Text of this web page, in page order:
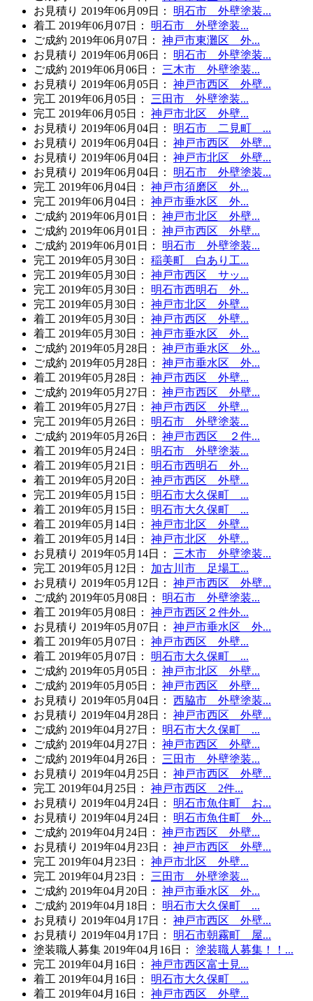
お見積り 2019年06月09日 ：
明石市 外壁塗装...
着工 2019年06月07日 ：
明石市 外壁塗装...
ご成約 2019年06月07日 ：
神戸市東灘区 外...
お見積り 2019年06月06日 ：
明石市 外壁塗装...
ご成約 2019年06月06日 ：
三木市 外壁塗装...
お見積り 2019年06月05日 ：
神戸市西区 外壁...
完工 2019年06月05日 ：
三田市 外壁塗装...
完工 2019年06月05日 ：
神戸市北区 外壁...
お見積り 2019年06月04日 ：
明石市 二見町 ...
お見積り 2019年06月04日 ：
神戸市西区 外壁...
お見積り 2019年06月04日 ：
神戸市北区 外壁...
お見積り 2019年06月04日 ：
明石市 外壁塗装...
完工 2019年06月04日 ：
神戸市須磨区 外...
完工 2019年06月04日 ：
神戸市垂水区 外...
ご成約 2019年06月01日 ：
神戸市北区 外壁...
ご成約 2019年06月01日 ：
神戸市西区 外壁...
ご成約 2019年06月01日 ：
明石市 外壁塗装...
完工 2019年05月30日 ：
稲美町 白あり工...
完工 2019年05月30日 ：
神戸市西区 サッ...
完工 2019年05月30日 ：
明石市西明石 外...
完工 2019年05月30日 ：
神戸市北区 外壁...
着工 2019年05月30日 ：
神戸市西区 外壁...
着工 2019年05月30日 ：
神戸市垂水区 外...
ご成約 2019年05月28日 ：
神戸市垂水区 外...
ご成約 2019年05月28日 ：
神戸市垂水区 外...
着工 2019年05月28日 ：
神戸市西区 外壁...
ご成約 2019年05月27日 ：
神戸市西区 外壁...
着工 2019年05月27日 ：
神戸市西区 外壁...
完工 2019年05月26日 ：
明石市 外壁塗装...
ご成約 2019年05月26日 ：
神戸市西区 ２件...
着工 2019年05月24日 ：
明石市 外壁塗装...
着工 2019年05月21日 ：
明石市西明石 外...
着工 2019年05月20日 ：
神戸市西区 外壁...
完工 2019年05月15日 ：
明石市大久保町 ...
着工 2019年05月15日 ：
明石市大久保町 ...
着工 2019年05月14日 ：
神戸市北区 外壁...
着工 2019年05月14日 ：
神戸市北区 外壁...
お見積り 2019年05月14日 ：
三木市 外壁塗装...
完工 2019年05月12日 ：
加古川市 足場工...
お見積り 2019年05月12日 ：
神戸市西区 外壁...
ご成約 2019年05月08日 ：
明石市 外壁塗装...
着工 2019年05月08日 ：
神戸市西区２件外...
お見積り 2019年05月07日 ：
神戸市垂水区 外...
着工 2019年05月07日 ：
神戸市西区 外壁...
着工 2019年05月07日 ：
明石市大久保町 ...
ご成約 2019年05月05日 ：
神戸市北区 外壁...
ご成約 2019年05月05日 ：
神戸市西区 外壁...
お見積り 2019年05月04日 ：
西脇市 外壁塗装...
お見積り 2019年04月28日 ：
神戸市西区 外壁...
ご成約 2019年04月27日 ：
明石市大久保町 ...
ご成約 2019年04月27日 ：
神戸市西区 外壁...
ご成約 2019年04月26日 ：
三田市 外壁塗装...
お見積り 2019年04月25日 ：
神戸市西区 外壁...
完工 2019年04月25日 ：
神戸市西区 2件...
お見積り 2019年04月24日 ：
明石市魚住町 お...
お見積り 2019年04月24日 ：
明石市魚住町 外...
ご成約 2019年04月24日 ：
神戸市西区 外壁...
お見積り 2019年04月23日 ：
神戸市西区 外壁...
完工 2019年04月23日 ：
神戸市北区 外壁...
完工 2019年04月23日 ：
三田市 外壁塗装...
ご成約 2019年04月20日 ：
神戸市垂水区 外...
ご成約 2019年04月18日 ：
明石市大久保町 ...
お見積り 2019年04月17日 ：
神戸市西区 外壁...
お見積り 2019年04月17日 ：
明石市朝霧町 屋...
塗装職人募集 2019年04月16日 ：
塗装職人募集！！...
完工 2019年04月16日 ：
神戸市西区富士見...
着工 2019年04月16日 ：
明石市大久保町 ...
着工 2019年04月16日 ：
神戸市西区 外壁...